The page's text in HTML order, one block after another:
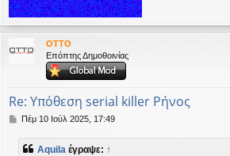
OTTO
Επόπτης Δημοθοινίας
Re: Υπόθεση serial killer Ρήνος
Δ
μ
Πέμ 10 Ιούλ 2025, 17:49
Aquila έγραψε: ↑